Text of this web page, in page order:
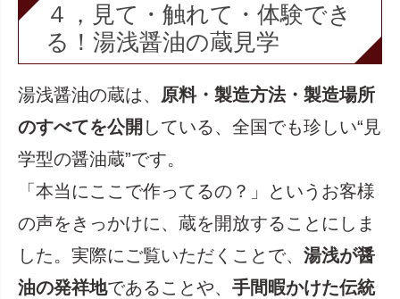
４，見て・触れて・体験でき
る！湯浅醤油の蔵見学
湯浅醤油の蔵は、 原料・製造方法・製造場所
のすべてを公開 している、全国でも珍しい“見
学型の醤油蔵”です。
「本当にここで作ってるの？」というお客様
の声をきっかけに、蔵を開放することにしま
した。実際にご覧いただくことで、 湯浅が醤
油の発祥地であることや、 手間暇かけた伝統